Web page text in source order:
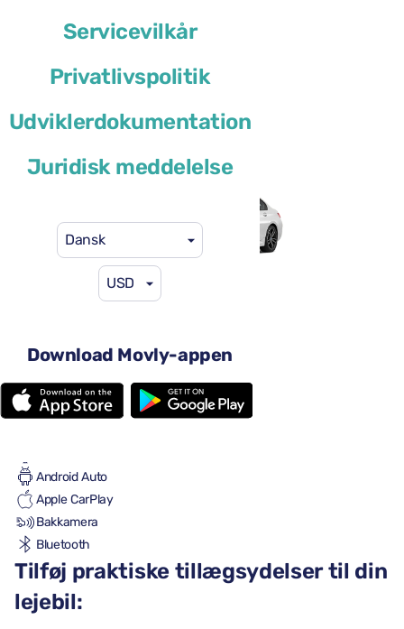
Servicevilkår
Privatlivspolitik
Udviklerdokumentation
Juridisk meddelelse
Dansk
USD
Download Movly-appen
BMW 3 Series
Automatgear
5 sæder
3 store kufferter
Android Auto
Apple CarPlay
Bakkamera
Bluetooth
Tilføj praktiske tillægsydelser til din
lejebil: